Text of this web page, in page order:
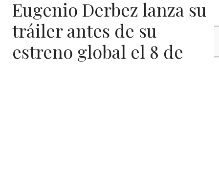
Eugenio Derbez lanza su
tráiler antes de su
estreno global el 8 de